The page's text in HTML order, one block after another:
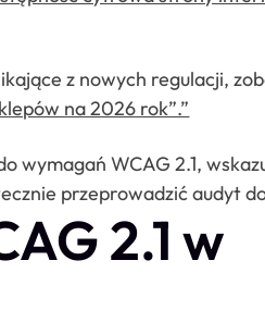
z nowych regulacji,
na 2026 rok”.”
wymagań WCAG 2.1,
przeprowadzić audyt
2.1 w